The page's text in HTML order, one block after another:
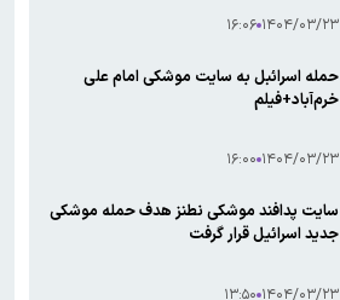
۱۴۰۴/۰۳/۲۳ ۱۶:۰۶
حمله اسرائبل به سایت موشکی امام علی
خرم‌‌آباد+فیلم
۱۴۰۴/۰۳/۲۳ ۱۶:۰۰
سایت پدافند موشکی نطنز هدف حمله موشکی
جدید اسرائیل قرار گرفت
۱۴۰۴/۰۳/۲۳ ۱۳:۵۰